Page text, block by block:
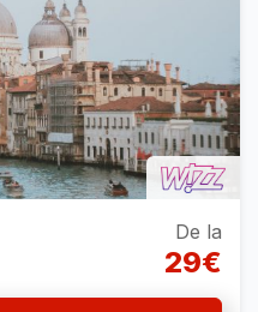
De la
29€